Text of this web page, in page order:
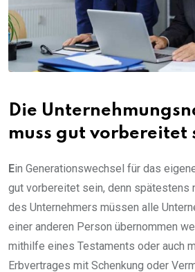
Die
muss gut vorbereitet
Ein Generationswechsel für das
gut vorbereitet sein, denn spätestens
des Unternehmers müssen alle
einer anderen Person übernommen
mithilfe eines Testaments oder auch
Erbvertrages mit Schenkung oder